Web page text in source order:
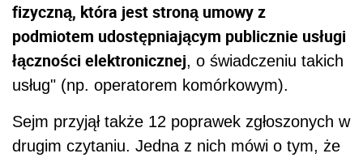
fizyczną, która jest stroną umowy z
podmiotem udostępniającym publicznie usługi
łączności elektronicznej, o świadczeniu takich
usług" (np. operatorem komórkowym).
Sejm przyjął także 12 poprawek zgłoszonych w
drugim czytaniu. Jedna z nich mówi o tym, że